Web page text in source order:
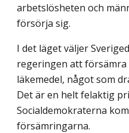
arbetslösheten och
försörja sig.
I det läget väljer
regeringen att
läkemedel, något som
Det är en helt felaktig
Socialdemokraterna
försämringarna.